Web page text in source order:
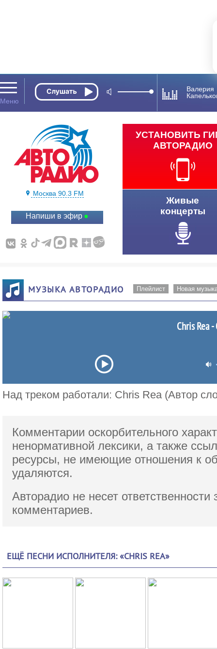
Валерия
Москва 90.3 FM
Напиши в эфир
УСТАНОВИТЬ
АВТОРАДИО
Живые
концерты
МУЗЫКА АВТОРАДИО Плейлист Новая
Chris Rea
Над треком работали: Chris Rea (Автор
Комментарии оскорбительного
ненормативной лексики, а также
ресурсы, не имеющие отношения к
удаляются.
Авторадио не несет ответственности
комментариев.
ЕЩЁ ПЕСНИ ИСПОЛНИТЕЛЯ: «CHRIS REA»